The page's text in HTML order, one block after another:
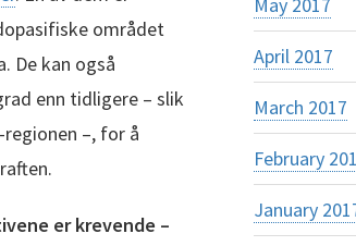
området
De kan også
enn tidligere – slik
–, for å
er krevende –
April 2017
March 2017
February
January